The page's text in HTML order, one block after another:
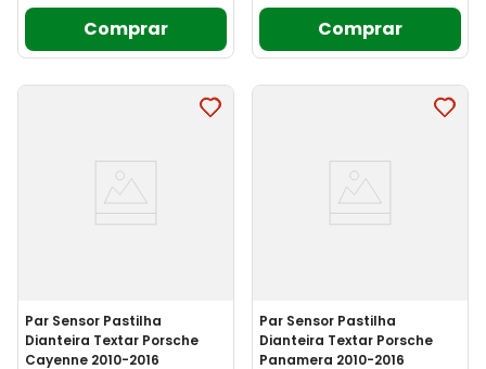
Comprar Comprar
Par Sensor Pastilha
Dianteira Textar Porsche
Cayenne 2010-2016
Par Sensor Pastilha
Dianteira Textar Porsche
Panamera 2010-2016